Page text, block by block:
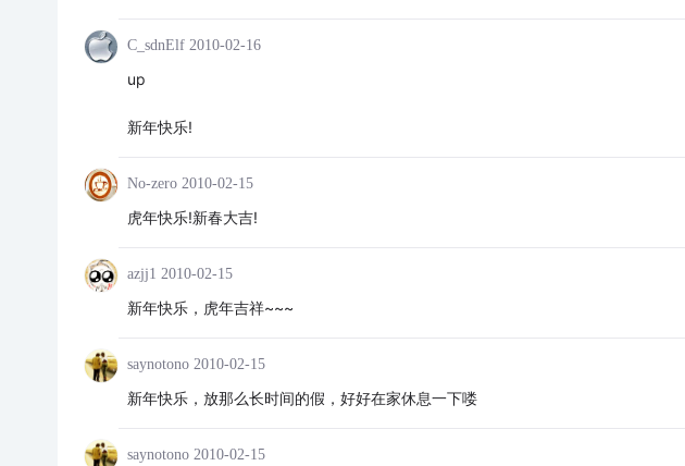
C_sdnElf 2010-02-16
up
新年快乐!
No-zero 2010-02-15
虎年快乐!新春大吉!
azjj1 2010-02-15
新年快乐，虎年吉祥~~~
saynotono 2010-02-15
新年快乐，放那么长时间的假，好好在家休息一下喽
saynotono 2010-02-15